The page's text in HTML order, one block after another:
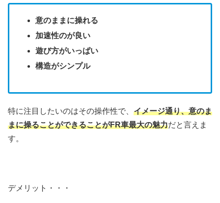
意のままに操れる
加速性のが良い
遊び方がいっぱい
構造がシンプル
特に注目したいのはその操作性で、 イメージ通り、意のま
まに操ることができることがFR車最大の魅力だと言えま
す。
デメリット・・・